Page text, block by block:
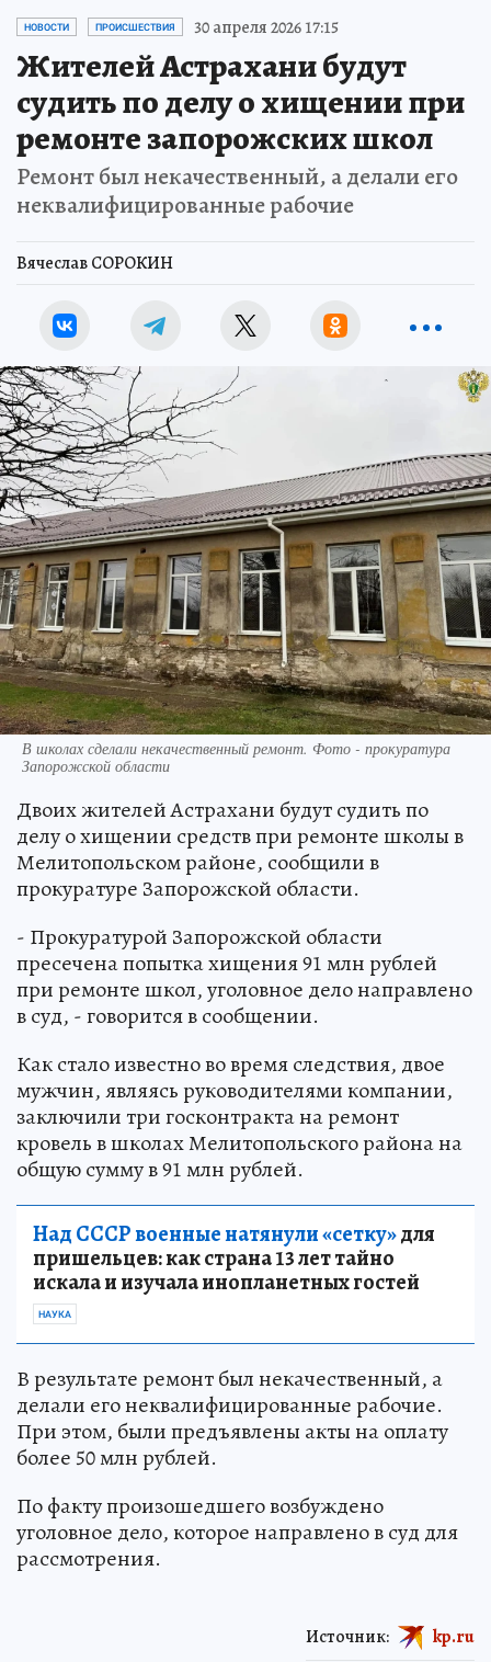
НОВОСТИ ПРОИСШЕСТВИЯ 30 апреля 2026 17:15
Жителей Астрахани будут
судить по делу о хищении при
ремонте запорожских школ
Ремонт был некачественный, а делали его
неквалифицированные рабочие
Вячеслав СОРОКИН
В школах сделали некачественный ремонт. Фото - прокуратура
Запорожской области
Двоих жителей Астрахани будут судить по
делу о хищении средств при ремонте школы в
Мелитопольском районе, сообщили в
прокуратуре Запорожской области.
- Прокуратурой Запорожской области
пресечена попытка хищения 91 млн рублей
при ремонте школ, уголовное дело направлено
в суд, - говорится в сообщении.
Как стало известно во время следствия, двое
мужчин, являясь руководителями компании,
заключили три госконтракта на ремонт
кровель в школах Мелитопольского района на
общую сумму в 91 млн рублей.
Над СССР военные натянули «сетку»для
пришельцев: как страна 13 лет тайно
искала и изучала инопланетных гостей
НАУКА
В результате ремонт был некачественный, а
делали его неквалифицированные рабочие.
При этом, были предъявлены акты на оплату
более 50 млн рублей.
По факту произошедшего возбуждено
уголовное дело, которое направлено в суд для
рассмотрения.
Источник: kp.ru